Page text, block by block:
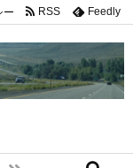
ー RSS Feedly